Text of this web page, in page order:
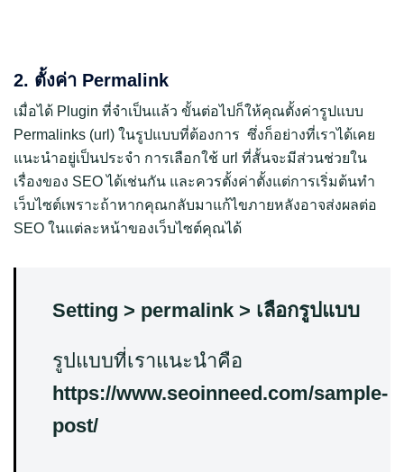
2. ตั้งค่า Permalink
เมื่อได้ Plugin ที่จำเป็นแล้ว ขั้นต่อไปก็ให้คุณตั้งค่ารูปแบบ
Permalinks (url) ในรูปแบบที่ต้องการ ซึ่งก็อย่างที่เราได้เคย
แนะนำอยู่เป็นประจำ การเลือกใช้ url ที่สั้นจะมีส่วนช่วยใน
เรื่องของ SEO ได้เช่นกัน และควรตั้งค่าตั้งแต่การเริ่มต้นทำ
เว็บไซต์เพราะถ้าหากคุณกลับมาแก้ไขภายหลังอาจส่งผลต่อ
SEO ในแต่ละหน้าของเว็บไซต์คุณได้
Setting > permalink > เลือกรูปแบบ
รูปแบบที่เราแนะนำคือ
https://www.seoinneed.com/sample-
post/